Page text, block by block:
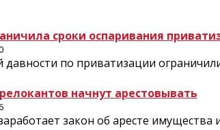
сроки оспаривания
давности по приватизации
начнут арестовывать
закон об аресте